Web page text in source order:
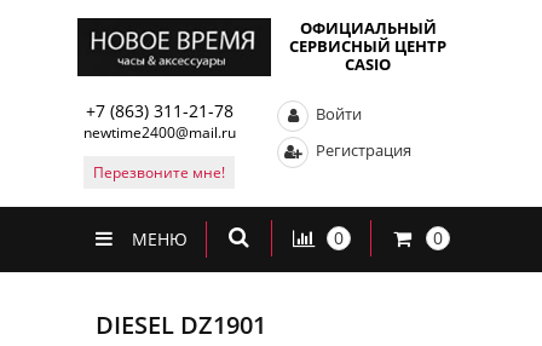
ОФИЦИАЛЬНЫЙ
СЕРВИСНЫЙ ЦЕНТР
CASIO
+7 (863) 311-21-78
newtime2400@mail.ru
Перезвоните мне!
Войти
Регистрация
МЕНЮ 0 0
DIESEL DZ1901